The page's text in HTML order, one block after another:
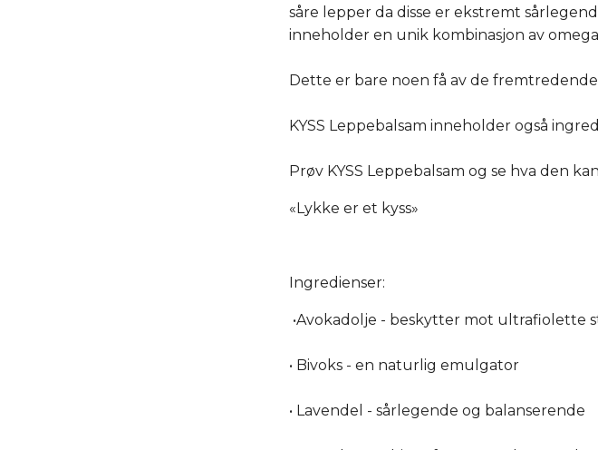
såre lepper da disse er ekstremt
inneholder en unik kombinasjon av
Dette er bare noen få av de fremtredende
KYSS Leppebalsam inneholder også
Prøv KYSS Leppebalsam og se hva den
«Lykke er et kyss»
Ingredienser:
•Avokadolje - beskytter mot ultrafiolette
• Bivoks - en naturlig emulgator
• Lavendel - sårlegende og balanserende